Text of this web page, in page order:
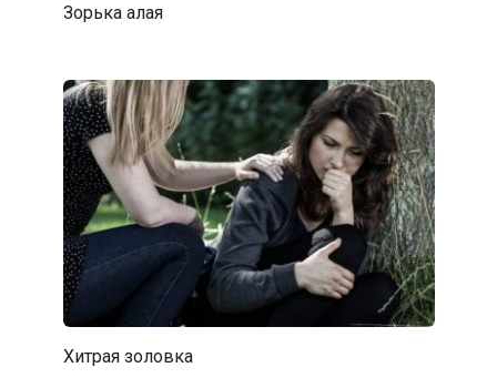
Зорька алая
Хитрая золовка